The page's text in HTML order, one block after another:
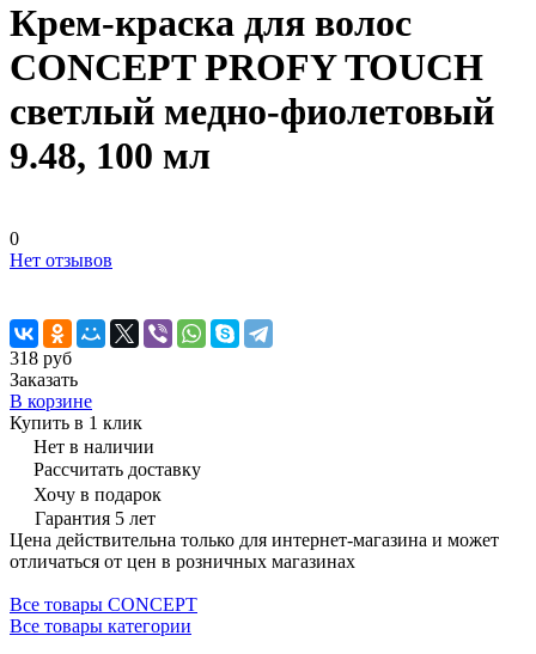
Крем-краска для волос
CONCEPT PROFY TOUCH
светлый медно-фиолетовый
9.48, 100 мл
0
Нет отзывов
318 руб
Заказать
В корзине
Купить в 1 клик
Нет в наличии
Рассчитать доставку
Хочу в подарок
Гарантия 5 лет
Цена действительна только для интернет-магазина и может
отличаться от цен в розничных магазинах
Все товары CONCEPT
Все товары категории